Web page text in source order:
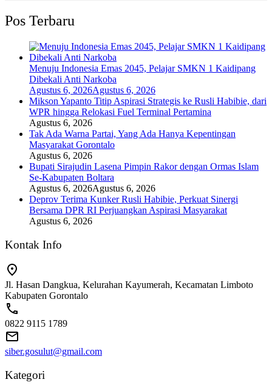
Pos Terbaru
Menuju Indonesia Emas 2045, Pelajar SMKN 1 Kaidipang
Dibekali Anti Narkoba
Agustus 6, 2026Agustus 6, 2026
Mikson Yapanto Titip Aspirasi Strategis ke Rusli Habibie, dari
WPR hingga Relokasi Fuel Terminal Pertamina
Agustus 6, 2026
Tak Ada Warna Partai, Yang Ada Hanya Kepentingan
Masyarakat Gorontalo
Agustus 6, 2026
Bupati Sirajudin Lasena Pimpin Rakor dengan Ormas Islam
Se-Kabupaten Boltara
Agustus 6, 2026Agustus 6, 2026
Deprov Terima Kunker Rusli Habibie, Perkuat Sinergi
Bersama DPR RI Perjuangkan Aspirasi Masyarakat
Agustus 6, 2026
Kontak Info
Jl. Hasan Dangkua, Kelurahan Kayumerah, Kecamatan Limboto
Kabupaten Gorontalo
0822 9115 1789
siber.gosulut@gmail.com
Kategori